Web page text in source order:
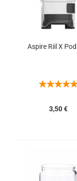
Aspire Riil X
3,50 €